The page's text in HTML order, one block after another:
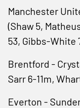
Manchester
(Shaw 5,
53, Gibbs-White
Brentford -
Sarr 6-11m,
Everton -